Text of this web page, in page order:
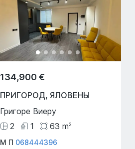
134,900 €
ПРИГОРОД, ЯЛОВЕНЫ
Григоре Виеру
2
1 63 m2
М П 068444396